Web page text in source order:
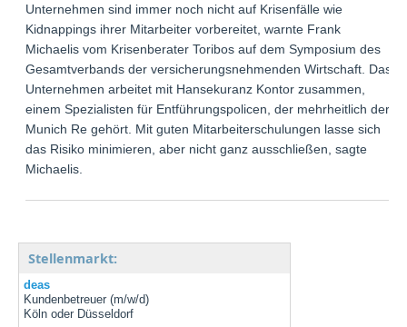
Unternehmen sind immer noch nicht auf Krisenfälle wie
Kidnappings ihrer Mitarbeiter vorbereitet, warnte Frank
Michaelis vom Krisenberater Toribos auf dem Symposium des
Gesamtverbands der versicherungsnehmenden Wirtschaft. Das
Unternehmen arbeitet mit Hansekuranz Kontor zusammen,
einem Spezialisten für Entführungspolicen, der mehrheitlich der
Munich Re gehört. Mit guten Mitarbeiterschulungen lasse sich
das Risiko minimieren, aber nicht ganz ausschließen, sagte
Michaelis.
Stellenmarkt:
deas
Kundenbetreuer (m/w/d)
Köln oder Düsseldorf